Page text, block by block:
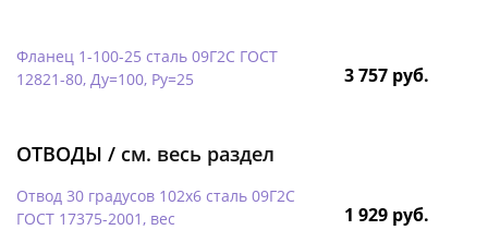
Фланец 1-100-25 сталь 09Г2С ГОСТ
12821-80, Ду=100, Ру=25
3 757 руб.
ОТВОДЫ / см. весь раздел
Отвод 30 градусов 102х6 сталь 09Г2С
ГОСТ 17375-2001, вес
1 929 руб.